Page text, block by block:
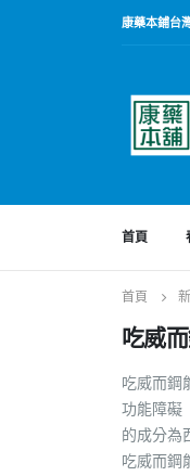
康藥本鋪台
首頁
首頁
吃威
吃威而鋼
功能障礙
的成分為
吃威而鋼